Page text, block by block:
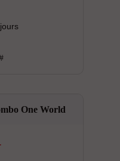
One World